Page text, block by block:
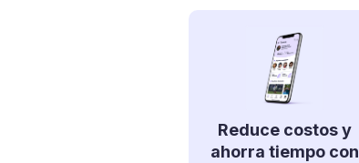
Reduce costos y
ahorra tiempo con